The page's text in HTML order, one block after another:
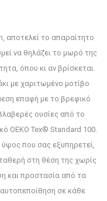
αποτελεί το απαραίτητο
να θηλάζει το μωρό της
όπου κι αν βρίσκεται.
με χαριτωμένο μοτίβο
επαφή με το βρεφικό
ουσίες από το
OEKO Tex® Standard 100.
ύψος που σας εξυπηρετεί,
στη θέση της χωρίς
και προστασία από τα
σε κάθε